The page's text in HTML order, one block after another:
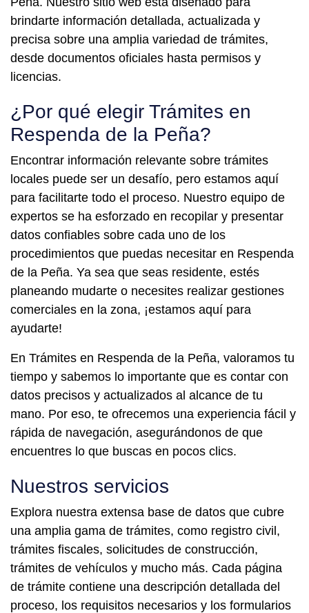
brindarte información detallada, actualizada y
precisa sobre una amplia variedad de trámites,
desde documentos oficiales hasta permisos y
licencias.
¿Por qué elegir Trámites en
Respenda de la Peña?
Encontrar información relevante sobre trámites
locales puede ser un desafío, pero estamos aquí
para facilitarte todo el proceso. Nuestro equipo de
expertos se ha esforzado en recopilar y presentar
datos confiables sobre cada uno de los
procedimientos que puedas necesitar en Respenda
de la Peña. Ya sea que seas residente, estés
planeando mudarte o necesites realizar gestiones
comerciales en la zona, ¡estamos aquí para
ayudarte!
En Trámites en Respenda de la Peña, valoramos tu
tiempo y sabemos lo importante que es contar con
datos precisos y actualizados al alcance de tu
mano. Por eso, te ofrecemos una experiencia fácil y
rápida de navegación, asegurándonos de que
encuentres lo que buscas en pocos clics.
Nuestros servicios
Explora nuestra extensa base de datos que cubre
una amplia gama de trámites, como registro civil,
trámites fiscales, solicitudes de construcción,
trámites de vehículos y mucho más. Cada página
de trámite contiene una descripción detallada del
proceso, los requisitos necesarios y los formularios